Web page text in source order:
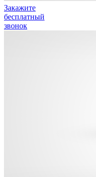
Закажите
бесплатный
звонок